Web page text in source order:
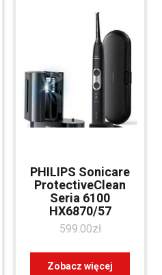
PHILIPS Sonicare
ProtectiveClean
Seria 6100
HX6870/57
599.00zł
Zobacz więcej